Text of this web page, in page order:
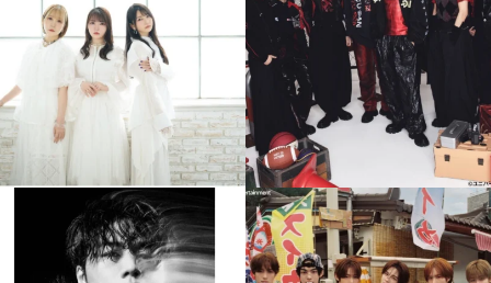
8月 4
4 0
8月 4
4 0
musicjapantv
💡8月特番放送決定！
...
8月 4
musicjapantv
💡8月特番放送決定！
...
8月 4